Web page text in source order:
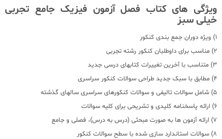
ویژگی های کتاب فصل آزمون فیزیک جامع تجربی
خیلی سبز
1) ویژه دوران جمع بندی کنکور
2) مناسب برای داوطلبان کنکور رشته تجربی
3) متناسب با آخرین تغییرات کتابهای درسی جدید
4) مطابق با سبک جدید طراحی سوالات کنکور سراسری
5) شامل سوالات تالیفی و سوالات کنکورهای سراسری سالهای گذشته
6) ارائه پاسخنامه کلیدی و تشریحی برای کلیه سوالات
7) ارائه آزمون ها به صورت مبحثی (درس به درس)، فصلی و جامع
8) سوالات استاندارد سازی شده با سطح سوالات کنکور